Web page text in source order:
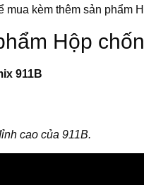
mua kèm thêm sản phẩm
Hộp
911B
cao của 911B.